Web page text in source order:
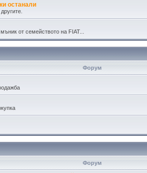
останали
от семейството на FIAT...
Форум
Форум